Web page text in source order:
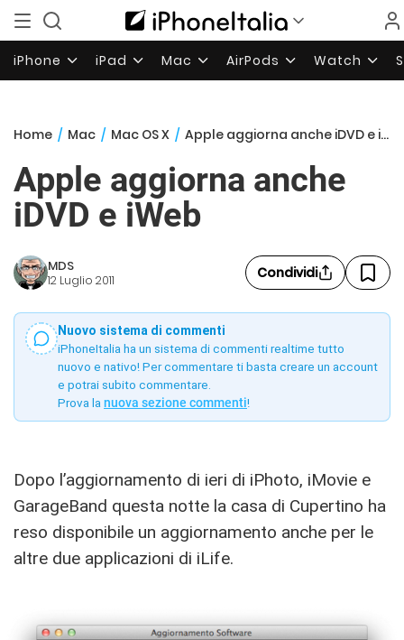
iPhone iPad Mac AirPods Watch
Home / Mac / Mac OS X / Apple aggiorna anche iDVD e iWeb
Apple aggiorna anche
iDVD e iWeb
MDS
12 Luglio 2011 Condividi
Nuovo sistema di commenti
iPhoneItalia ha un sistema di commenti realtime tutto
nuovo e nativo! Per commentare ti basta creare un account
e potrai subito commentare.
Prova la nuova sezione commenti!
Dopo l’aggiornamento di ieri di iPhoto, iMovie e
GarageBand questa notte la casa di Cupertino ha
reso disponibile un aggiornamento anche per le
altre due applicazioni di iLife.